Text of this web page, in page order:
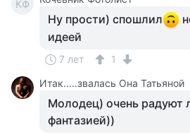
КФ
Ну прости) спошлил
идеей
7 лет
1
Итак.....звалась Она Татьяной
Молодец) очень радуют
фантазией))